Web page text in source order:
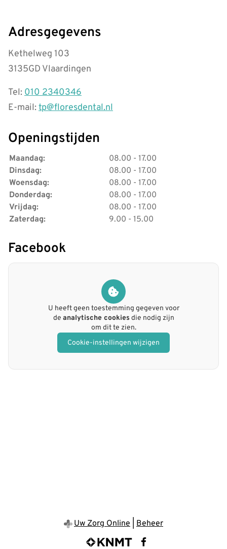
gezonde
mond'
op
allesoverhetgebit.nl
Adresgegevens
Kethelweg 103
3135GD Vlaardingen
Tel:010 2340346
E-mail:tp@floresdental.nl
Openingstijden
Maandag:
08.00 - 17.00
Dinsdag:
08.00 - 17.00
Woensdag:
08.00 - 17.00
Donderdag:
08.00 - 17.00
Vrijdag:
08.00 - 17.00
Zaterdag:
9.00 - 15.00
Facebook
U heeft geen toestemming gegeven voor
de analytische cookies die nodig zijn
om dit te zien.
Cookie-instellingen wijzigen
Uw Zorg Online Beheer
Bezoek